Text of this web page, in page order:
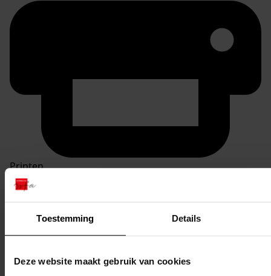
Toestemming Details
Deze website maakt gebruik van cookies
Printen
duurzaam webadres